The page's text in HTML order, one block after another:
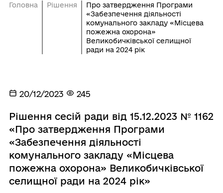
Головна Рішення
Про затвердження Програми
«Забезпечення діяльності
комунального закладу «Місцева
пожежна охорона»
Великобичківської селищної
ради на 2024 рік
20/12/2023 245
Рішення сесій ради від 15.12.2023 № 1162
«Про затвердження Програми
«Забезпечення діяльності
комунального закладу «Місцева
пожежна охорона» Великобичківської
селищної ради на 2024 рік»